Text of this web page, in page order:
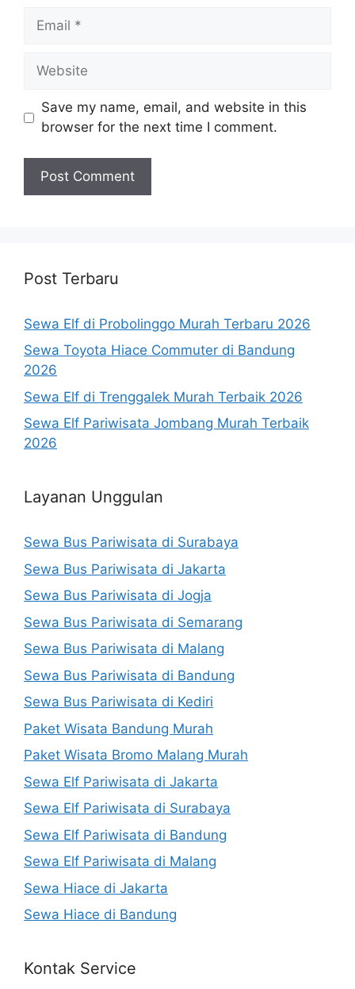
Email
Website
Save my name, email, and website in this
browser for the next time I comment.
Post Terbaru
Sewa Elf di Probolinggo Murah Terbaru 2026
Sewa Toyota Hiace Commuter di Bandung
2026
Sewa Elf di Trenggalek Murah Terbaik 2026
Sewa Elf Pariwisata Jombang Murah Terbaik
2026
Layanan Unggulan
Sewa Bus Pariwisata di Surabaya
Sewa Bus Pariwisata di Jakarta
Sewa Bus Pariwisata di Jogja
Sewa Bus Pariwisata di Semarang
Sewa Bus Pariwisata di Malang
Sewa Bus Pariwisata di Bandung
Sewa Bus Pariwisata di Kediri
Paket Wisata Bandung Murah
Paket Wisata Bromo Malang Murah
Sewa Elf Pariwisata di Jakarta
Sewa Elf Pariwisata di Surabaya
Sewa Elf Pariwisata di Bandung
Sewa Elf Pariwisata di Malang
Sewa Hiace di Jakarta
Sewa Hiace di Bandung
Kontak Service